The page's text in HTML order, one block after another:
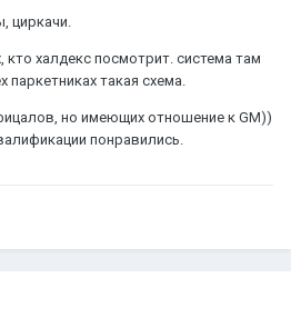
циркачи.
кто халдекс посмотрит. система там
паркетниках такая схема.
но имеющих отношение к GM))
понравились.